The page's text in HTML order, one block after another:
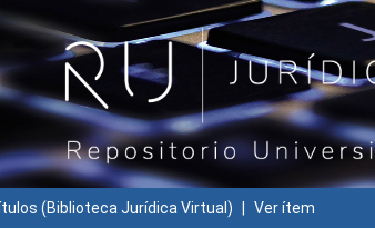
(Biblioteca Jurídica Virtual) Ver ítem